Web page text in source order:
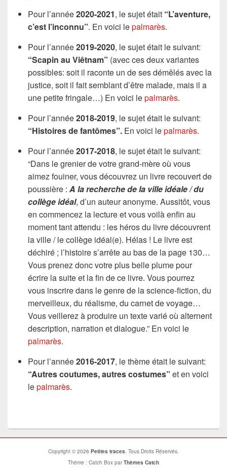
Pour l’année2020-2021, le sujet était “L’aventure,
c’est l’inconnu”. En voici lepalmarès.
Pour l’année2019-2020, le sujet était le suivant:
“Scapin au Viêtnam” (avec ces deux variantes
possibles: soit il raconte un de ses démêlés avec la
justice, soit il fait semblant d’être malade, mais il a
une petite fringale…) En voici lepalmarès.
Pour l’année2018-2019, le sujet était le suivant:
“Histoires de fantômes”. En voici lepalmarès.
Pour l’année2017-2018, le sujet était le suivant:
“Dans le grenier de votre grand-mère où vous
aimez fouiner, vous découvrez un livre recouvert de
poussière : A la recherche de la ville idéale / du
collège idéal, d’un auteur anonyme. Aussitôt, vous
en commencez la lecture et vous voilà enfin au
moment tant attendu : les héros du livre découvrent
la ville / le collège idéal(e). Hélas ! Le livre est
déchiré ; l’histoire s’arrête au bas de la page 130…
Vous prenez donc votre plus belle plume pour
écrire la suite et la fin de ce livre. Vous pourrez
vous inscrire dans le genre de la science-fiction, du
merveilleux, du réalisme, du carnet de voyage…
Vous veillerez à produire un texte varié où alternent
description, narration et dialogue.” En voici le
palmarès.
Pour l’année2016-2017, le thème était le suivant:
“Autres coutumes, autres costumes” et en voici
lepalmarès.
Copyright © 2026 Petites traces. Tous Droits Réservés.
Thème : Catch Box parThèmes Catch